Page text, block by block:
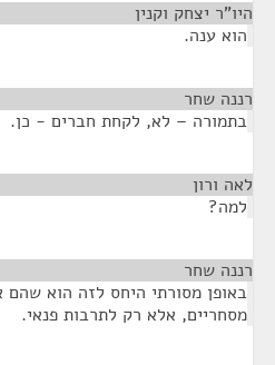
היו"ר יצחק וקנין
הוא ענה.
רננה שחר
בתמורה – לא, לקחת חברים - כן.
לאה ורון
למה?
רננה שחר
באופן מסורתי היחס לזה הוא שהם
מסחריים, אלא רק לתרבות פנאי.